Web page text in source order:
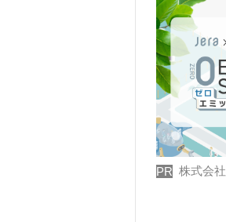
PR 株式会